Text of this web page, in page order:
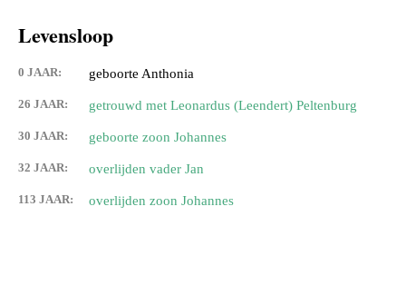
Levensloop
0 JAAR: geboorte Anthonia
26 JAAR: getrouwd met Leonardus (Leendert) Peltenburg
30 JAAR: geboorte zoon Johannes
32 JAAR: overlijden vader Jan
113 JAAR: overlijden zoon Johannes